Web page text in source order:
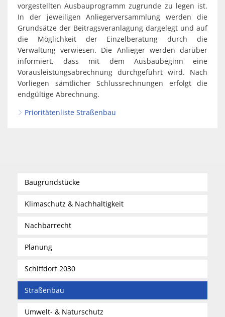
vorgestellten Ausbauprogramm zugrunde zu legen ist.
In der jeweiligen Anliegerversammlung werden die
Grundsätze der Beitragsveranlagung dargelegt und auf
die Möglichkeit der Einzelberatung durch die
Verwaltung verwiesen. Die Anlieger werden darüber
informiert, dass mit dem Ausbaubeginn eine
Vorausleistungsabrechnung durchgeführt wird. Nach
Vorliegen sämtlicher Schlussrechnungen erfolgt die
endgültige Abrechnung.
Prioritätenliste Straßenbau
Baugrundstücke
Klimaschutz & Nachhaltigkeit
Nachbarrecht
Planung
Schiffdorf 2030
Straßenbau
Umwelt- & Naturschutz